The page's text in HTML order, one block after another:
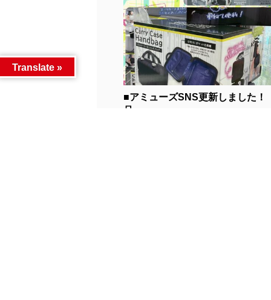
■アミューズSNS更新しました！
品...
Translate »